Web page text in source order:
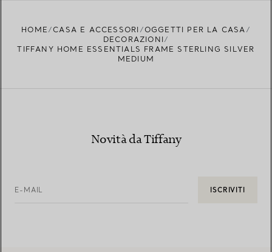
HOME CASA E ACCESSORI
OGGETTI PER LA CASA
DECORAZIONI
TIFFANY HOME ESSENTIALS FRAME STERLING SILVER
MEDIUM
Novità da Tiffany
E-MAIL ISCRIVITI